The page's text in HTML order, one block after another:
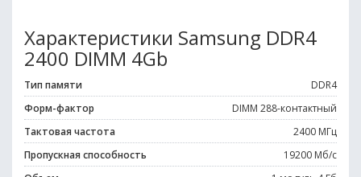
Характеристики Samsung DDR4
2400 DIMM 4Gb
Тип памяти
DDR4
Форм-фактор
DIMM 288-контактный
Тактовая частота
2400 МГц
Пропускная способность
19200 Мб/с